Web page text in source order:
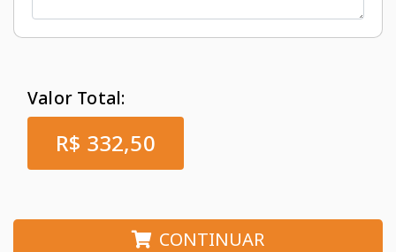
Valor Total:
R$ 332,50
CONTINUAR